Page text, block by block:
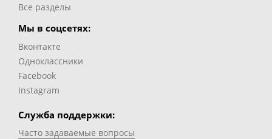
Все разделы
Мы в соцсетях:
Вконтакте
Одноклассники
Facebook
Instagram
Служба поддержки:
Часто задаваемые вопросы